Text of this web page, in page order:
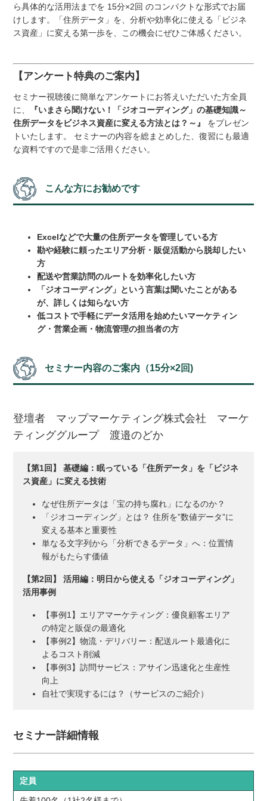
ら具体的な活用法までを 15分×2回 のコンパクトな形式でお届
けします。「住所データ」を、分析や効率化に使える「ビジネ
ス資産」に変える第一歩を、この機会にぜひご体感ください。
【アンケート特典のご案内】
セミナー視聴後に簡単なアンケートにお答えいただいた方全員
に、
『いまさら聞けない！「ジオコーディング」の基礎知識～
住所データをビジネス資産に変える方法とは？～』 をプレゼン
トいたします。 セミナーの内容を総まとめした、復習にも最適
な資料ですので是非ご活用ください。
こんな方にお勧めです
Excelなどで大量の住所データを管理している方
勘や経験に頼ったエリア分析・販促活動から脱却したい
方
配送や営業訪問のルートを効率化したい方
「ジオコーディング」という言葉は聞いたことがある
が、詳しくは知らない方
低コストで手軽にデータ活用を始めたいマーケティン
グ・営業企画・物流管理の担当者の方
セミナー内容のご案内（15分×2回)
登壇者 マップマーケティング株式会社 マーケ
ティンググループ 渡邉のどか
【第1回】 基礎編：眠っている「住所データ」を「ビジネ
ス資産」に変える技術
なぜ住所データは「宝の持ち腐れ」になるのか？
「ジオコーディング」とは？ 住所を”数値データ”に
変える基本と重要性
単なる文字列から「分析できるデータ」へ：位置情
報がもたらす価値
【第2回】 活用編：明日から使える「ジオコーディング」
活用事例
【事例1】エリアマーケティング：優良顧客エリア
の特定と販促の最適化
【事例2】物流・デリバリー：配送ルート最適化に
よるコスト削減
【事例3】訪問サービス：アサイン迅速化と生産性
向上
自社で実現するには？（サービスのご紹介）
セミナー詳細情報
定員